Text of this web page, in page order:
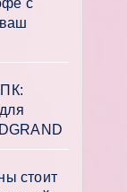
с
стоит